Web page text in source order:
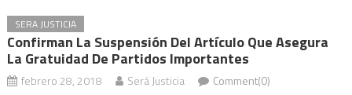
SERA JUSTICIA
Confirman La Suspensión Del Artículo Que Asegura
La Gratuidad De Partidos Importantes
febrero 28, 2018 Será Justicia Comment(0)